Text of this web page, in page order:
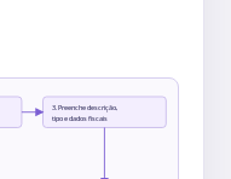
3. Preenche descrição,
tipo e dados fiscais